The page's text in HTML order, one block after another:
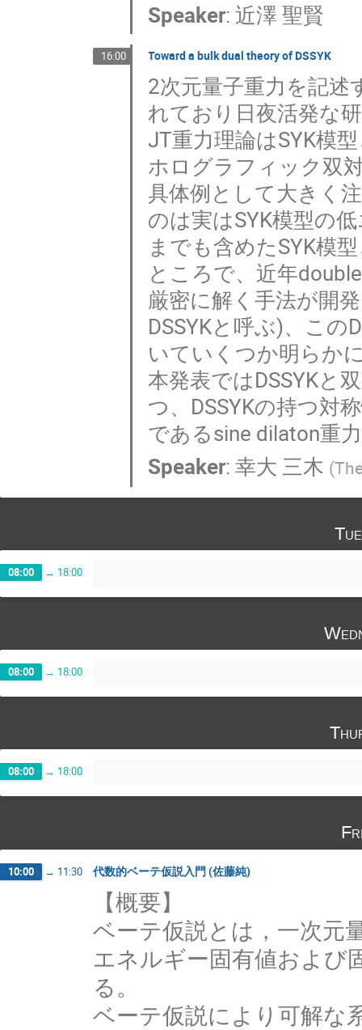
Speaker: 近澤 聖賢
16:00 Toward a bulk dual theory of DSSYK
2次元量子重力を記
れており日夜活発な
JT重力理論はSYK模
ホログラフィック双
具体例として大きく
のは実はSYK模型の
までも含めたSYK模
ところで、近年
厳密に解く手法が開
DSSYKと呼ぶ)、この
いていくつか明らか
本発表ではDSSYKと
つ、DSSYKの持つ対
であるsine dilaton重
Speaker:幸大 三木 (
08:00 → 18:00
08:00 → 18:00
08:00 → 18:00
10:00 → 11:30 代数的ベーテ仮説入門 (佐藤純)
【概要】
ベーテ仮説とは，一次元
エネルギー固有値および
る。
ベーテ仮説により可解な